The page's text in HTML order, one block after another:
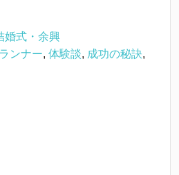
婚式・余興
ンナー, 体験談, 成功の秘訣,